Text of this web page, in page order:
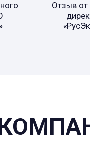
Отзыв от